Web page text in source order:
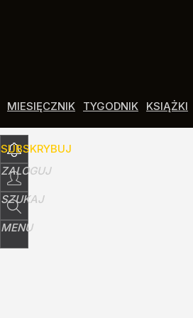
MIESIĘCZNIK TYGODNIK KSIĄŻKI
SUBSKRYBUJ
ZALOGUJ
SZUKAJ
MENU